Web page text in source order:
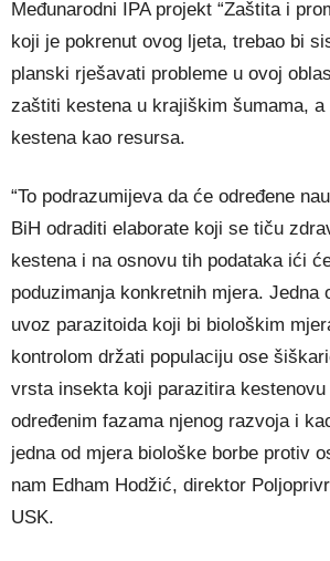
Međunarodni IPA projekt “Zaštita i
koji je pokrenut ovog ljeta, trebao bi
planski rješavati probleme u ovoj
zaštiti kestena u krajiškim šumama,
kestena kao resursa.
“To podrazumijeva da će određene
BiH odraditi elaborate koji se tiču
kestena i na osnovu tih podataka ići
poduzimanja konkretnih mjera. Jedna
uvoz parazitoida koji bi biološkim
kontrolom držati populaciju ose
vrsta insekta koji parazitira
određenim fazama njenog razvoja i
jedna od mjera biološke borbe protiv
nam Edham Hodžić, direktor
USK.